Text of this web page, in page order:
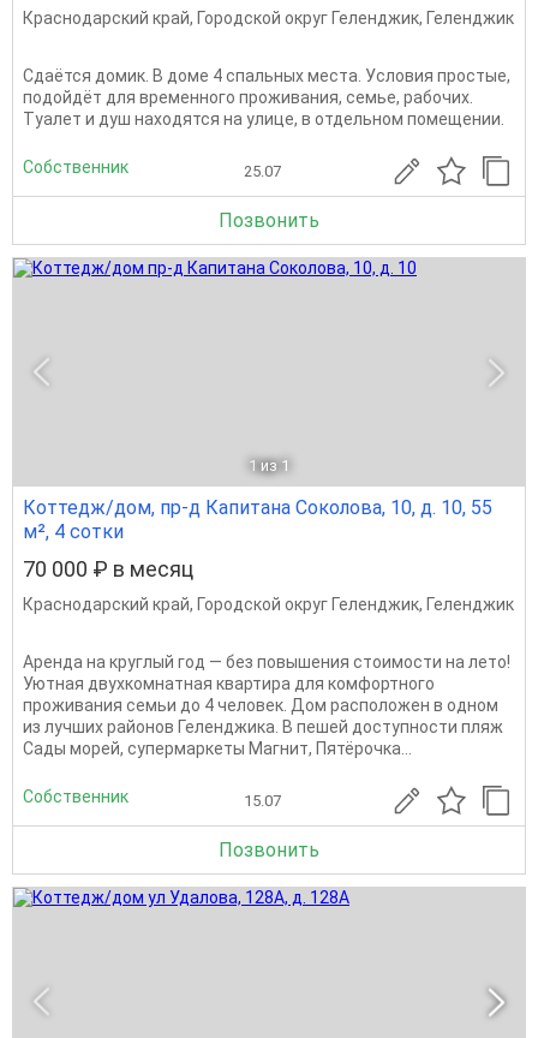
Краснодарский край, Городской округ Геленджик, Геленджик
Сдаётся домик. В доме 4 спальных места. Условия простые,
подойдёт для временного проживания, семье, рабочих.
Туалет и душ находятся на улице, в отдельном помещении.
Собственник 25.07
Позвонить
1 из 1
Коттедж/дом, пр-д Капитана Соколова, 10, д. 10, 55
м², 4 сотки
70 000 ₽ в месяц
Краснодарский край, Городской округ Геленджик, Геленджик
Аренда на круглый год — без повышения стоимости на лето!
Уютная двухкомнатная квартира для комфортного
проживания семьи до 4 человек. Дом расположен в одном
из лучших районов Геленджика. В пешей доступности пляж
Сады морей, супермаркеты Магнит, Пятёрочка...
Собственник 15.07
Позвонить